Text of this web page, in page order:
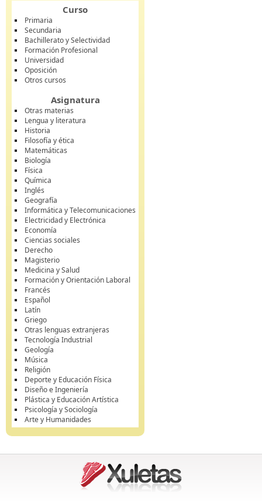
Curso
Primaria
Secundaria
Bachillerato y Selectividad
Formación Profesional
Universidad
Oposición
Otros cursos
Asignatura
Otras materias
Lengua y literatura
Historia
Filosofía y ética
Matemáticas
Biología
Física
Química
Inglés
Geografía
Informática y Telecomunicaciones
Electricidad y Electrónica
Economía
Ciencias sociales
Derecho
Magisterio
Medicina y Salud
Formación y Orientación Laboral
Francés
Español
Latín
Griego
Otras lenguas extranjeras
Tecnología Industrial
Geología
Música
Religión
Deporte y Educación Física
Diseño e Ingeniería
Plástica y Educación Artística
Psicología y Sociología
Arte y Humanidades